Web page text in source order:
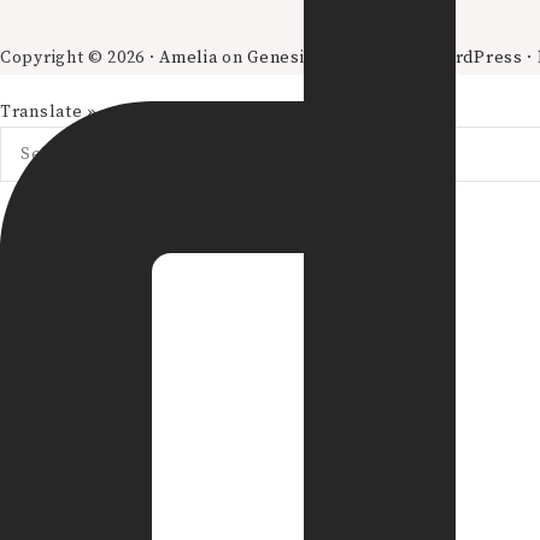
Copyright © 2026 ·AmeliaonGenesis Framework WordPress ·
Translate »
Powered by